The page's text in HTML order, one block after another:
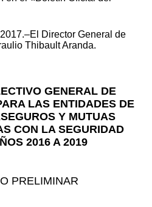
Director General de
Thibault Aranda.
GENERAL DE
LAS ENTIDADES DE
Y MUTUAS
CON LA SEGURIDAD
2016 A 2019
PRELIMINAR